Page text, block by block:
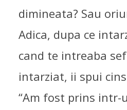
dimineata? Sau
Adica, dupa ce
cand te intreaba
intarziat, ii spui
“Am fost prins intr-